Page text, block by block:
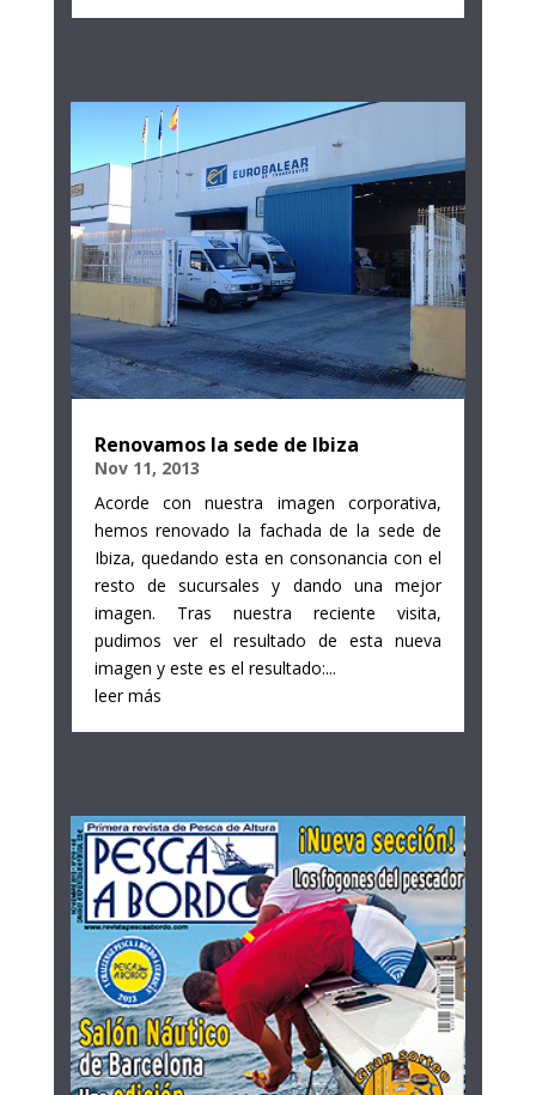
Renovamos la sede de Ibiza
Nov 11, 2013
Acorde con nuestra imagen corporativa,
hemos renovado la fachada de la sede de
Ibiza, quedando esta en consonancia con el
resto de sucursales y dando una mejor
imagen. Tras nuestra reciente visita,
pudimos ver el resultado de esta nueva
imagen y este es el resultado:...
leer más